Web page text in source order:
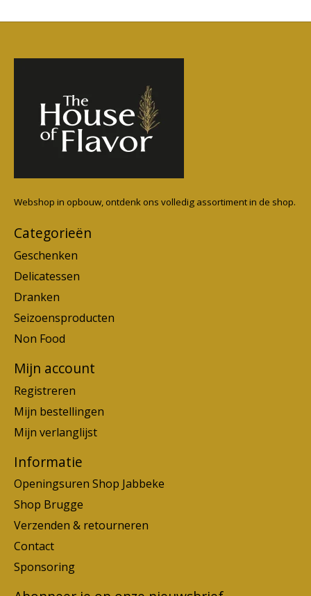
Webshop in opbouw, ontdenk ons volledig assortiment in de shop.
Categorieën
Geschenken
Delicatessen
Dranken
Seizoensproducten
Non Food
Mijn account
Registreren
Mijn bestellingen
Mijn verlanglijst
Informatie
Openingsuren Shop Jabbeke
Shop Brugge
Verzenden & retourneren
Contact
Sponsoring